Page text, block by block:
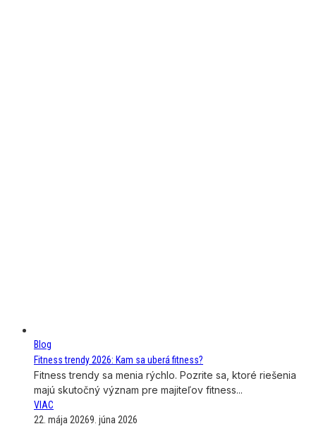
Blog
Fitness trendy 2026: Kam sa uberá fitness?
Fitness trendy sa menia rýchlo. Pozrite sa, ktoré riešenia
majú skutočný význam pre majiteľov fitness...
VIAC
22. mája 20269. júna 2026